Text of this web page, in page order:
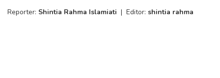
Reporter: Shintia Rahma Islamiati | Editor: shintia rahma